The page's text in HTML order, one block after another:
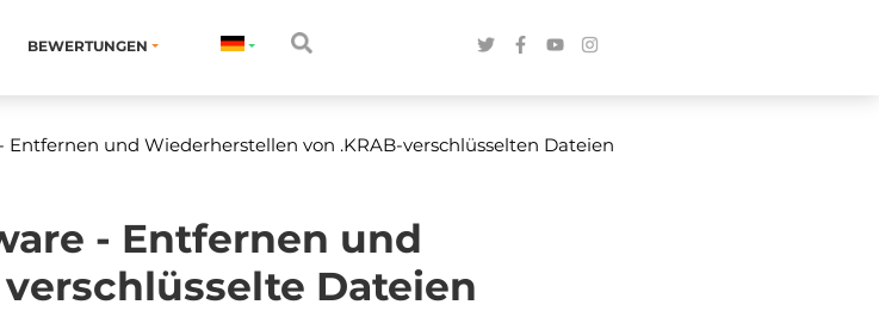
BEWERTUNGEN
Entfernen und Wiederherstellen von .KRAB-verschlüsselten Dateien
- Entfernen und
Dateien